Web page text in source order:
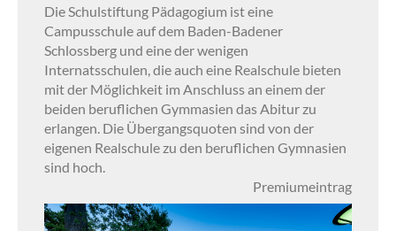
Die Schulstiftung Pädagogium ist eine
Campusschule auf dem Baden-Badener
Schlossberg und eine der wenigen
Internatsschulen, die auch eine Realschule bieten
mit der Möglichkeit im Anschluss an einem der
beiden beruflichen Gymmasien das Abitur zu
erlangen. Die Übergangsquoten sind von der
eigenen Realschule zu den beruflichen Gymnasien
sind hoch.
Premiumeintrag